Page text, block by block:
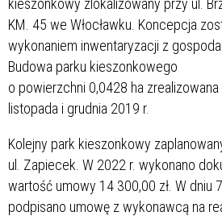
KM. 45 we Włocławku. Koncepcja
wykonaniem inwentaryzacji z
Budowa parku kieszonkowego
o powierzchni 0,0428 ha zrealizowana
listopada i grudnia 2019 r.
Kolejny park kieszonkowy
ul. Zapiecek. W 2022 r. wykonano
wartość umowy 14 300,00 zł. W dniu
podpisano umowę z wykonawcą na